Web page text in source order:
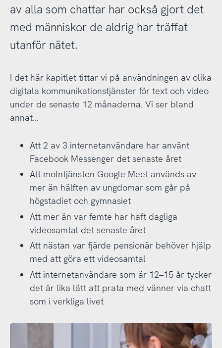
av alla som chattar har också gjort det
med människor de aldrig har träffat
utanför nätet.
I det här kapitlet tittar vi på användningen av olika
digitala kommunikationstjänster för text och video
under de senaste 12 månaderna. Vi ser bland
annat…
Att 2 av 3 internetanvändare har använt
Facebook Messenger det senaste året
Att molntjänsten Google Meet används av
mer än hälften av ungdomar som går på
högstadiet och gymnasiet
Att mer än var femte har haft dagliga
videosamtal det senaste året
Att nästan var fjärde pensionär behöver hjälp
med att göra ett videosamtal
Att internetanvändare som är 12–15 år tycker
det är lika lätt att prata med vänner via chatt
som i verkliga livet